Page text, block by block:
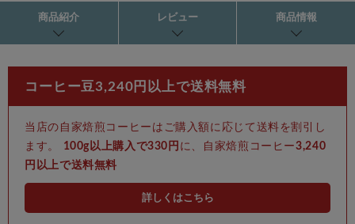
商品紹介 レビュー 商品情報
コーヒー豆3,240円以上で送料無料
当店の自家焙煎コーヒーはご購入額に応じて送料を割引し
ます。
100g以上購入で330円 に、自家焙煎コーヒー3,240
円以上で送料無料
詳しくはこちら